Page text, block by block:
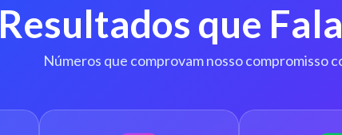
Resultados que
Números que comprovam nosso compromisso